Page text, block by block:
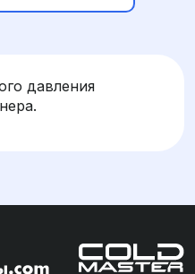
давления